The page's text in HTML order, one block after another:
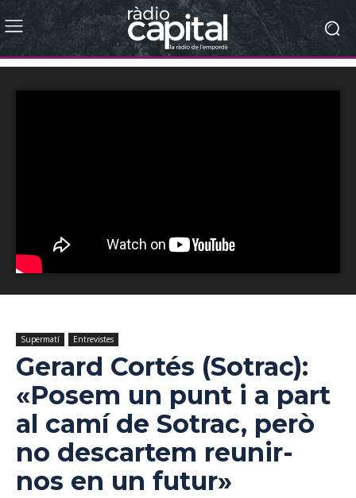
Supermatí Entrevistes
Gerard Cortés (Sotrac):
«Posem un punt i a part
al camí de Sotrac, però
no descartem reunir-
nos en un futur»